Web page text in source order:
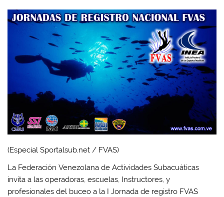
(Especial Sportalsub.net / FVAS)
La Federación Venezolana de Actividades Subacuáticas
invita a las operadoras, escuelas, Instructores, y
profesionales del buceo a la I Jornada de registro FVAS